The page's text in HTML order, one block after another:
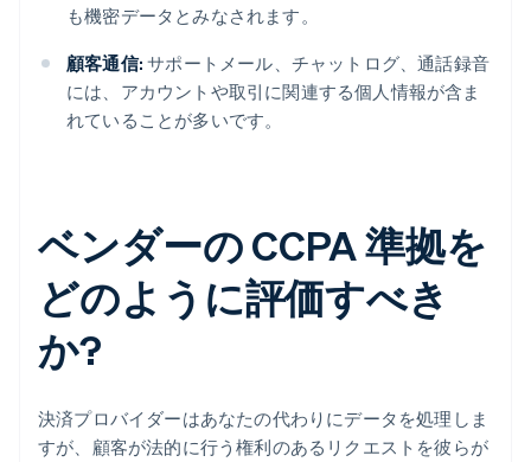
も機密データとみなされます。
顧客通信: サポートメール、チャットログ、通話録音
には、アカウントや取引に関連する個人情報が含ま
れていることが多いです。
ベンダーの CCPA 準拠を
どのように評価すべき
か?
決済プロバイダーはあなたの代わりにデータを処理しま
すが、顧客が法的に行う権利のあるリクエストを彼らが